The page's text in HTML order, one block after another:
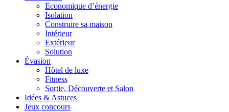
Economique d’énergie
Isolation
Construire sa maison
Intérieur
Extérieur
Solution
Évasion
Hôtel de luxe
Fitness
Sortie, Découverte et Salon
Idées & Astuces
Jeux concours